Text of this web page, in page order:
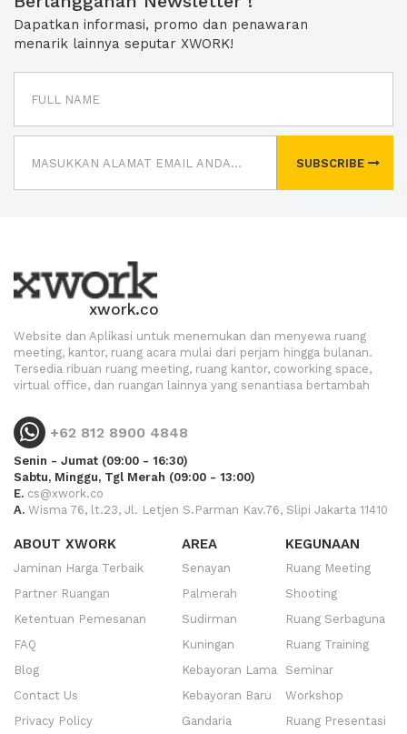
Dapatkan informasi, promo dan penawaran
menarik lainnya seputar XWORK!
SUBSCRIBE
xwork.co
Website dan Aplikasi untuk menemukan dan menyewa ruang
meeting, kantor, ruang acara mulai dari perjam hingga bulanan.
Tersedia ribuan ruang meeting, ruang kantor, coworking space,
virtual office, dan ruangan lainnya yang senantiasa bertambah
+62 812 8900 4848
Senin - Jumat (09:00 - 16:30)
Sabtu, Minggu, Tgl Merah (09:00 - 13:00)
E. cs@xwork.co
A. Wisma 76, lt.23, Jl. Letjen S.Parman Kav.76, Slipi Jakarta 11410
ABOUT XWORK
Jaminan Harga Terbaik
Partner Ruangan
Ketentuan Pemesanan
FAQ
Blog
Contact Us
Privacy Policy
AREA
Senayan
Palmerah
Sudirman
Kuningan
Kebayoran Lama
Kebayoran Baru
Gandaria
KEGUNAAN
Ruang Meeting
Shooting
Ruang Serbaguna
Ruang Training
Seminar
Workshop
Ruang Presentasi